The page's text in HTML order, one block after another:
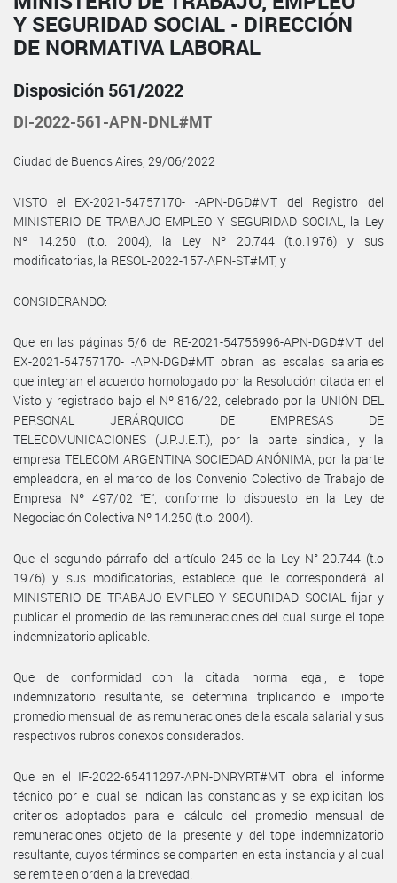
Y SEGURIDAD SOCIAL - DIRECCIÓN
DE NORMATIVA LABORAL
Disposición 561/2022
DI-2022-561-APN-DNL#MT
Ciudad de Buenos Aires, 29/06/2022
VISTO el EX-2021-54757170- -APN-DGD#MT del Registro del
MINISTERIO DE TRABAJO EMPLEO Y SEGURIDAD SOCIAL, la Ley
Nº 14.250 (t.o. 2004), la Ley Nº 20.744 (t.o.1976) y sus
modificatorias, la RESOL-2022-157-APN-ST#MT, y
CONSIDERANDO:
Que en las páginas 5/6 del RE-2021-54756996-APN-DGD#MT del
EX-2021-54757170- -APN-DGD#MT obran las escalas salariales
que integran el acuerdo homologado por la Resolución citada en el
Visto y registrado bajo el Nº 816/22, celebrado por la UNIÓN DEL
PERSONAL JERÁRQUICO DE EMPRESAS DE
TELECOMUNICACIONES (U.P.J.E.T.), por la parte sindical, y la
empresa TELECOM ARGENTINA SOCIEDAD ANÓNIMA, por la parte
empleadora, en el marco de los Convenio Colectivo de Trabajo de
Empresa Nº 497/02 “E”, conforme lo dispuesto en la Ley de
Negociación Colectiva Nº 14.250 (t.o. 2004).
Que el segundo párrafo del artículo 245 de la Ley N° 20.744 (t.o
1976) y sus modificatorias, establece que le corresponderá al
MINISTERIO DE TRABAJO EMPLEO Y SEGURIDAD SOCIAL fijar y
publicar el promedio de las remuneraciones del cual surge el tope
indemnizatorio aplicable.
Que de conformidad con la citada norma legal, el tope
indemnizatorio resultante, se determina triplicando el importe
promedio mensual de las remuneraciones de la escala salarial y sus
respectivos rubros conexos considerados.
Que en el IF-2022-65411297-APN-DNRYRT#MT obra el informe
técnico por el cual se indican las constancias y se explicitan los
criterios adoptados para el cálculo del promedio mensual de
remuneraciones objeto de la presente y del tope indemnizatorio
resultante, cuyos términos se comparten en esta instancia y al cual
se remite en orden a la brevedad.